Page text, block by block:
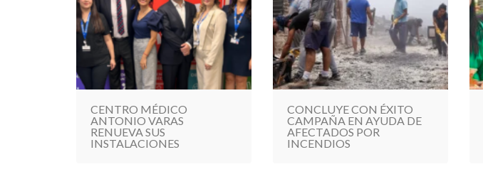
CENTRO MÉDICO
ANTONIO VARAS
RENUEVA SUS
INSTALACIONES
CONCLUYE CON ÉXITO
CAMPAÑA EN AYUDA DE
AFECTADOS POR
INCENDIOS